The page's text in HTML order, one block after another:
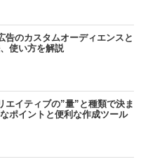
告のカスタムオーディエンスと
使い方を解説
エイティブの”量”と種類で決ま
ポイントと便利な作成ツール